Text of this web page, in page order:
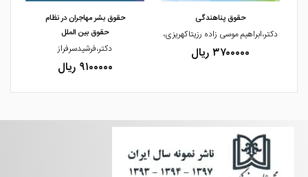
حقوق پناهندگی
دکتر،ابراهیم موسی زاده رزیتاکهریزی،
۳۷۰۰۰۰۰ ریال
حقوق بشر مهاجران در نظام
حقوق بین الملل
دکتر،فرشیدسرفراز
۹۱۰۰۰۰۰ ریال